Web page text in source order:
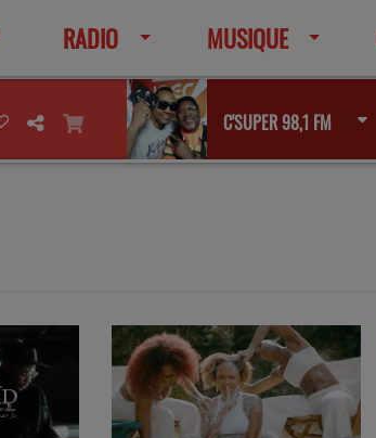
RADIO MUSIQUE
C'SUPER 98,1 FM